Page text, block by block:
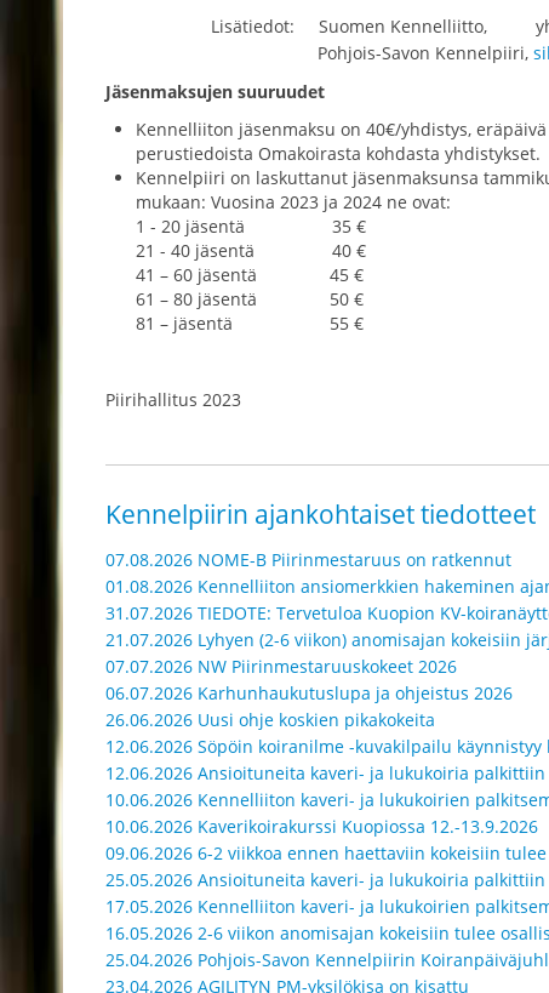
Lisätiedot: Suomen Kennelliitto,
Pohjois-Savon Kennelpiiri,
Jäsenmaksujen suuruudet
Kennelliiton jäsenmaksu on 40€/yhdistys,
perustiedoista Omakoirasta kohdasta yhdistykset.
Kennelpiiri on laskuttanut jäsenmaksunsa
mukaan: Vuosina 2023 ja 2024 ne ovat:
1 - 20 jäsentä 35 €
21 - 40 jäsentä 40 €
41 – 60 jäsentä 45 €
61 – 80 jäsentä 50 €
81 – jäsentä 55 €
Piirihallitus 2023
Kennelpiirin ajankohtaiset tiedotteet
07.08.2026 NOME-B Piirinmestaruus on ratkennut
01.08.2026 Kennelliiton ansiomerkkien hakeminen
31.07.2026 TIEDOTE: Tervetuloa Kuopion KV-
21.07.2026 Lyhyen (2-6 viikon) anomisajan kokeisiin
07.07.2026 NW Piirinmestaruuskokeet 2026
06.07.2026 Karhunhaukutuslupa ja ohjeistus 2026
26.06.2026 Uusi ohje koskien pikakokeita
12.06.2026 Söpöin koiranilme -kuvakilpailu käynnistyy
12.06.2026 Ansioituneita kaveri- ja lukukoiria palkittiin
10.06.2026 Kennelliiton kaveri- ja lukukoirien
10.06.2026 Kaverikoirakurssi Kuopiossa 12.-13.9.2026
09.06.2026 6-2 viikkoa ennen haettaviin kokeisiin
25.05.2026 Ansioituneita kaveri- ja lukukoiria
17.05.2026 Kennelliiton kaveri- ja lukukoirien
16.05.2026 2-6 viikon anomisajan kokeisiin tulee
25.04.2026 Pohjois-Savon Kennelpiirin
23.04.2026 AGILITYN PM-yksilökisa on kisattu